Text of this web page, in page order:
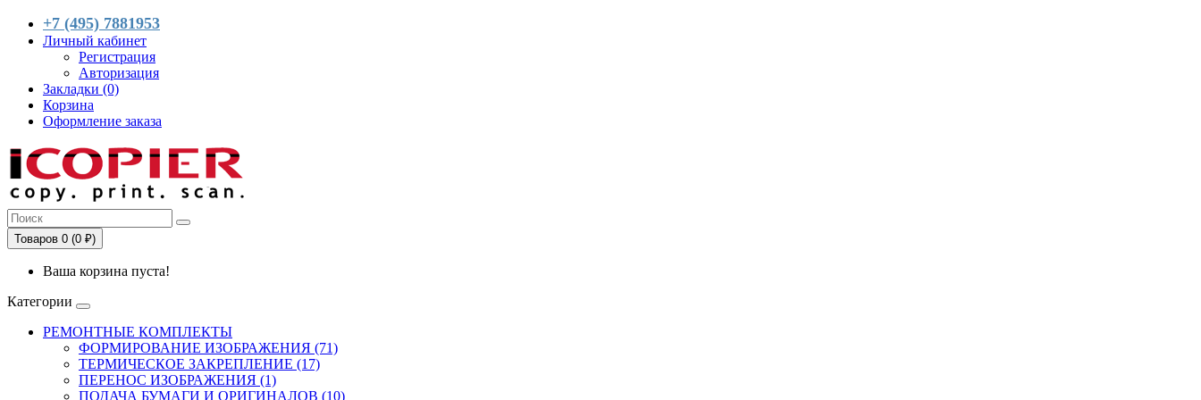
+7 (495) 7881953
Личный кабинет
Регистрация
Авторизация
Закладки (0)
Корзина
Оформление заказа
Товаров 0 (0 ₽)
Ваша корзина пуста!
Категории
РЕМОНТНЫЕ КОМПЛЕКТЫ
ФОРМИРОВАНИЕ ИЗОБРАЖЕНИЯ (71)
ТЕРМИЧЕСКОЕ ЗАКРЕПЛЕНИЕ (17)
ПЕРЕНОС ИЗОБРАЖЕНИЯ (1)
ПОДАЧА БУМАГИ И ОРИГИНАЛОВ (10)